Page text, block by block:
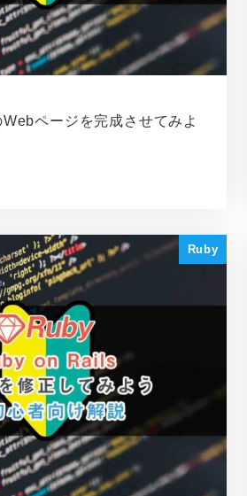
ページを完成させてみよ
Ruby